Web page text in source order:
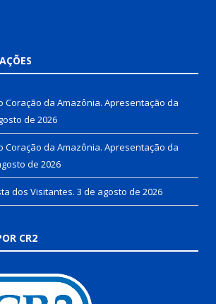
Coração da Amazônia. Apresentação da
de 2026
Coração da Amazônia. Apresentação da
de 2026
dos Visitantes. 3 de agosto de 2026
CR2